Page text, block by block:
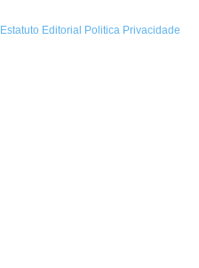
Estatuto Editorial Politica Privacidade